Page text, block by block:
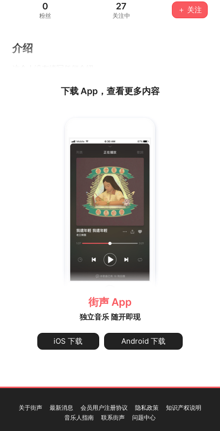
0
粉丝
27
关注中
＋ 关注
介绍
下载 App，查看更多内容
街声 App
独立音乐 随开即现
iOS 下载 Android 下载
关于街声 最新消息 会员用户注册协议 隐私政策
知识产权说明
音乐人指南
联系街声 问题中心